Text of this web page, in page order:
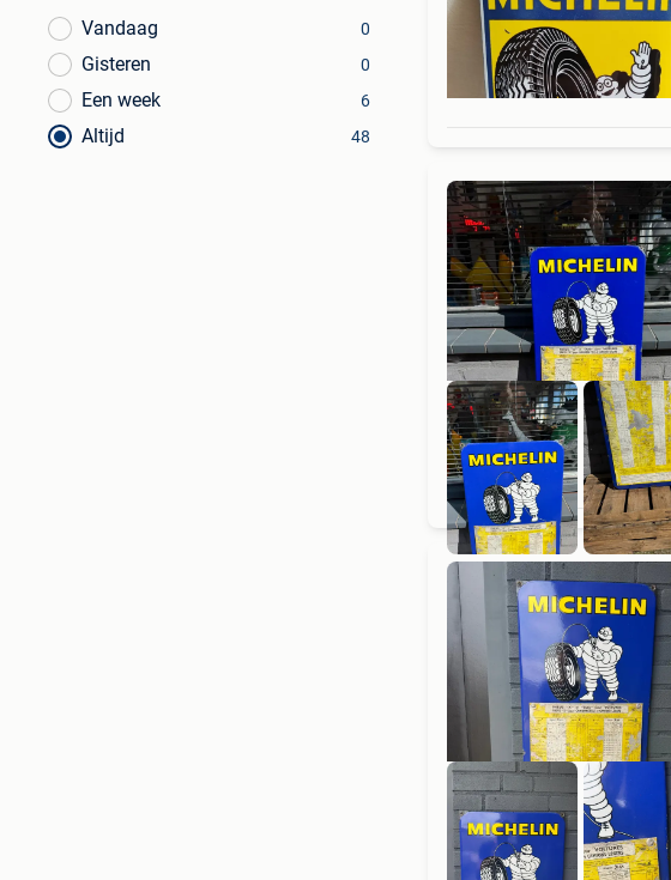
Vandaag
0
Gisteren 0
Een week 6
Altijd 48